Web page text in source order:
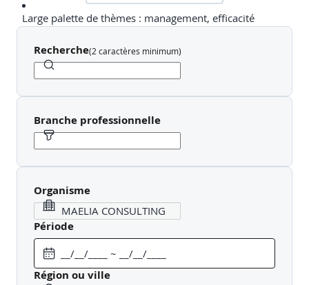
Large palette de thèmes : management, efficacité
professionnelle, digital, soft skills, relation client, etc.
Interventions sur mesure, en présentiel ou à distance,
dans les territoires ultramarins ou métropolitains
Un taux de satisfaction élevé (≈ 95 %) attestant de
l’impact et de la qualité des actions
compétences opérationnelles, mobilisables
immédiatement dans leur quotidien professionnel.
Recherche(2 caractères minimum)
Branche professionnelle
Organisme
Période
Région ou ville